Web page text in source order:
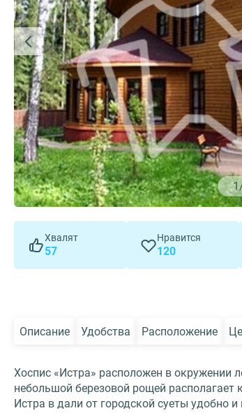
1
Хвалят
57
Нравится
120
Описание Удобства Расположение
Хоспис «Истра» расположен в окружении
небольшой березовой рощей
Истра в дали от городской суеты